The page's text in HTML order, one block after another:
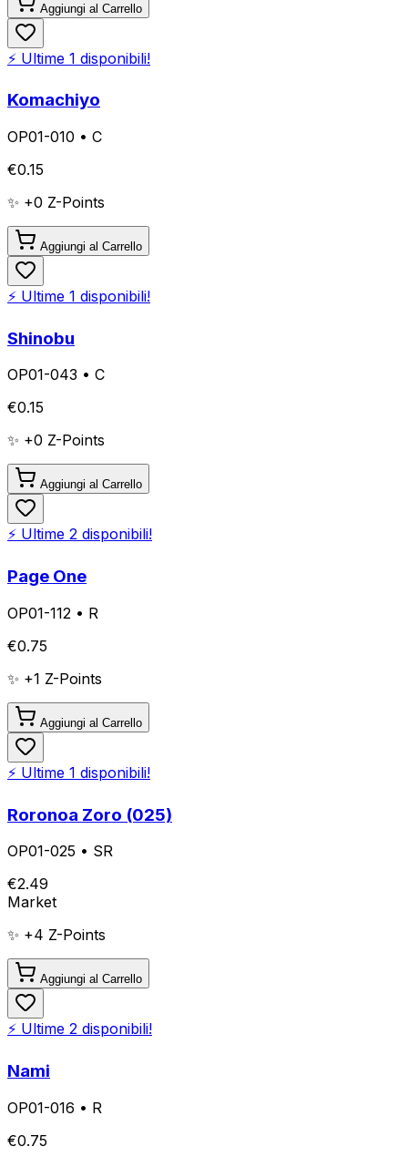
Aggiungi al Carrello
⚡ Ultime 1 disponibili!
Komachiyo
OP01-010 • C
€0.15
✨ +0 Z-Points
Aggiungi al Carrello
⚡ Ultime 1 disponibili!
Shinobu
OP01-043 • C
€0.15
✨ +0 Z-Points
Aggiungi al Carrello
⚡ Ultime 2 disponibili!
Page One
OP01-112 • R
€0.75
✨ +1 Z-Points
Aggiungi al Carrello
⚡ Ultime 1 disponibili!
Roronoa Zoro (025)
OP01-025 • SR
€2.49
Market
✨ +4 Z-Points
Aggiungi al Carrello
⚡ Ultime 2 disponibili!
Nami
OP01-016 • R
€0.75